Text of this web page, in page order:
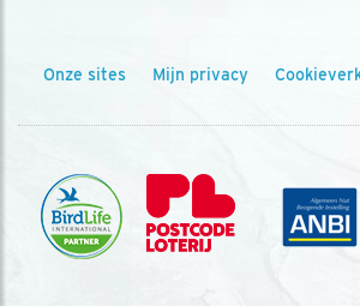
Onze sites Mijn privacy